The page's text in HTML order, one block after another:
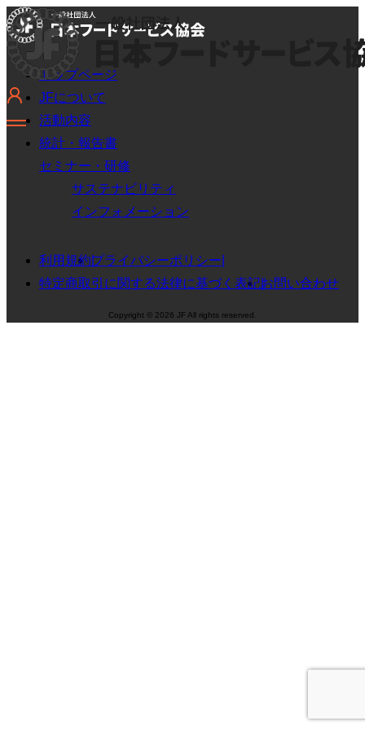
トップページ
JFについて
活動内容
統計・報告書
セミナー・研修
サステナビリティ
インフォメーション
利用規約プライバシーポリシー
特定商取引に関する法律に基づく表記お問い合わせ
Copyright © 2026 JF All rights reserved.